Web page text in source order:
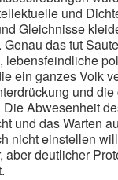
und
Gleichnisse
das tut
lebensfeindliche
ein ganzes Volk
und
Abwesenheit
und das Warten
nicht einstellen
aber deutlicher